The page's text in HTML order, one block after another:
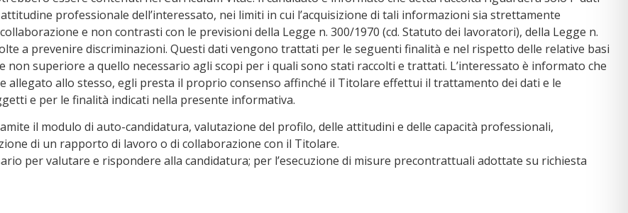
professionale dell’interessato, nei limiti in cui l’acquisizione di tali informazioni sia strettamente
e non contrasti con le previsioni della Legge n. 300/1970 (cd. Statuto dei lavoratori), della Legge n.
a prevenire discriminazioni. Questi dati vengono trattati per le seguenti finalità e nel rispetto delle relative basi
superiore a quello necessario agli scopi per i quali sono stati raccolti e trattati. L’interessato è informato che
allegato allo stesso, egli presta il proprio consenso affinché il Titolare effettui il trattamento dei dati e le
e per le finalità indicati nella presente informativa.
il modulo di auto-candidatura, valutazione del profilo, delle attitudini e delle capacità professionali,
di un rapporto di lavoro o di collaborazione con il Titolare.
per valutare e rispondere alla candidatura; per l’esecuzione di misure precontrattuali adottate su richiesta